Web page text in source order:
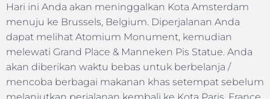
Hari ini Anda akan meninggalkan Kota Amsterdam
menuju ke Brussels, Belgium. Diperjalanan Anda
dapat melihat Atomium Monument, kemudian
melewati Grand Place & Manneken Pis Statue. Anda
akan diberikan waktu bebas untuk berbelanja /
mencoba berbagai makanan khas setempat sebelum